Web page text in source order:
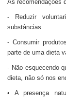
As recomendações
- Reduzir
substâncias.
- Consumir
parte de uma dieta
- Não esquecendo
dieta, não só nos
• A presença